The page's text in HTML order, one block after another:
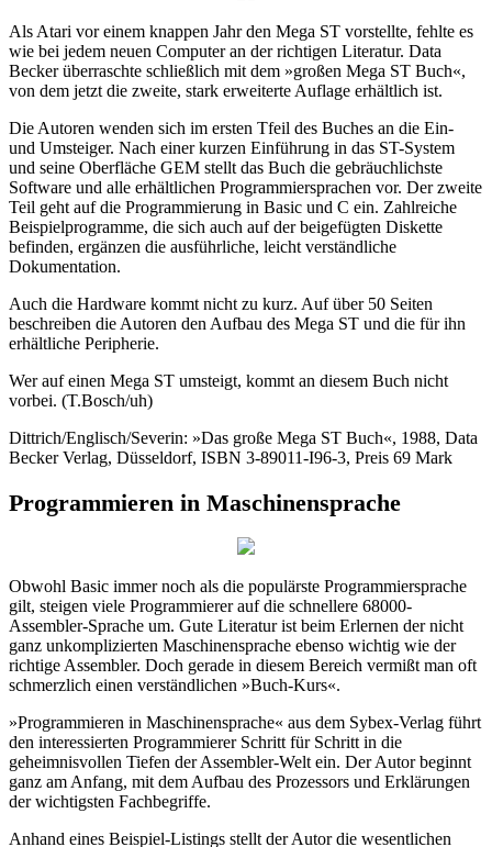
Als Atari vor einem knappen Jahr den Mega ST vorstellte, fehlte es
wie bei jedem neuen Computer an der richtigen Literatur. Data
Becker überraschte schließlich mit dem »großen Mega ST Buch«,
von dem jetzt die zweite, stark erweiterte Auflage erhältlich ist.
Die Autoren wenden sich im ersten Tfeil des Buches an die Ein-
und Umsteiger. Nach einer kurzen Einführung in das ST-System
und seine Oberfläche GEM stellt das Buch die gebräuchlichste
Software und alle erhältlichen Programmiersprachen vor. Der zweite
Teil geht auf die Programmierung in Basic und C ein. Zahlreiche
Beispielprogramme, die sich auch auf der beigefügten Diskette
befinden, ergänzen die ausführliche, leicht verständliche
Dokumentation.
Auch die Hardware kommt nicht zu kurz. Auf über 50 Seiten
beschreiben die Autoren den Aufbau des Mega ST und die für ihn
erhältliche Peripherie.
Wer auf einen Mega ST umsteigt, kommt an diesem Buch nicht
vorbei. (T.Bosch/uh)
Dittrich/Englisch/Severin: »Das große Mega ST Buch«, 1988, Data
Becker Verlag, Düsseldorf, ISBN 3-89011-I96-3, Preis 69 Mark
Programmieren in Maschinensprache
Obwohl Basic immer noch als die populärste Programmiersprache
gilt, steigen viele Programmierer auf die schnellere 68000-
Assembler-Sprache um. Gute Literatur ist beim Erlernen der nicht
ganz unkomplizierten Maschinensprache ebenso wichtig wie der
richtige Assembler. Doch gerade in diesem Bereich vermißt man oft
schmerzlich einen verständlichen »Buch-Kurs«.
»Programmieren in Maschinensprache« aus dem Sybex-Verlag führt
den interessierten Programmierer Schritt für Schritt in die
geheimnisvollen Tiefen der Assembler-Welt ein. Der Autor beginnt
ganz am Anfang, mit dem Aufbau des Prozessors und Erklärungen
der wichtigsten Fachbegriffe.
Anhand eines Beispiel-Listings stellt der Autor die wesentlichen